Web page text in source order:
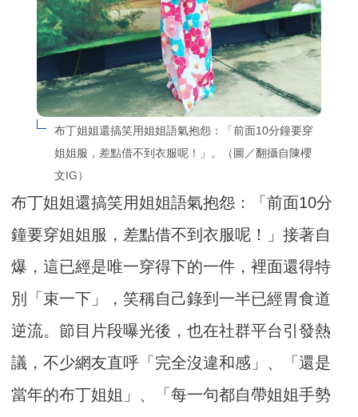
布丁姐姐還搞笑用姐姐語氣抱怨：「前面10分鐘要穿
姐姐服，差點借不到衣服呢！」。（圖／翻攝自陳櫻
文IG）
布丁姐姐還搞笑用姐姐語氣抱怨：「前面10分
鐘要穿姐姐服，差點借不到衣服呢！」接著自
爆，這已經是唯一穿得下的一件，裡面還得特
別「束一下」，笑稱自己錄到一半已經胃食道
逆流。節目片段曝光後，也在社群平台引發熱
議，不少網友直呼「完全沒違和感」、「還是
當年的布丁姐姐」、「每一句都自帶姐姐手勢